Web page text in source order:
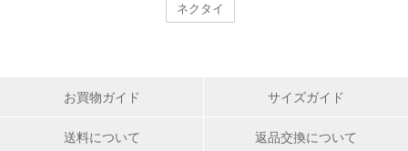
ネクタイ
お買物ガイド サイズガイド
送料について 返品交換について